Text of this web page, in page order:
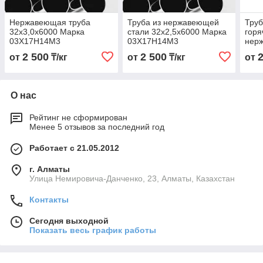
Нержавеющая труба
32х3,0х6000 Марка
03Х17Н14М3
от 2 500 ₸/кг
Труба из нержавеющей
стали 32х2,5х6000 Марка
03Х17Н14М3
от 2 500₸/кг от
О нас
Рейтинг не сформирован
Менее 5 отзывов за последний год
Работает с 21.05.2012
г. Алматы
Улица Немировича-Данченко, 23, Алматы, Казахстан
Контакты
Сегодня выходной
Показать весь график работы